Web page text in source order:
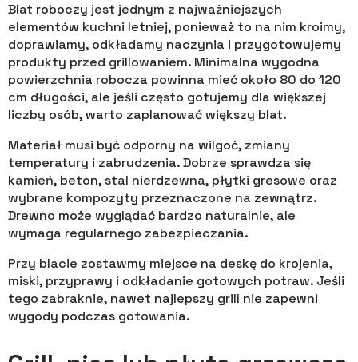
Blat roboczy jest jednym z najważniejszych
elementów kuchni letniej, ponieważ to na nim kroimy,
doprawiamy, odkładamy naczynia i przygotowujemy
produkty przed grillowaniem. Minimalna wygodna
powierzchnia robocza powinna mieć około 80 do 120
cm długości, ale jeśli często gotujemy dla większej
liczby osób, warto zaplanować większy blat.
Materiał musi być odporny na wilgoć, zmiany
temperatury i zabrudzenia. Dobrze sprawdza się
kamień, beton, stal nierdzewna, płytki gresowe oraz
wybrane kompozyty przeznaczone na zewnątrz.
Drewno może wyglądać bardzo naturalnie, ale
wymaga regularnego zabezpieczania.
Przy blacie zostawmy miejsce na deskę do krojenia,
miski, przyprawy i odkładanie gotowych potraw. Jeśli
tego zabraknie, nawet najlepszy grill nie zapewni
wygody podczas gotowania.